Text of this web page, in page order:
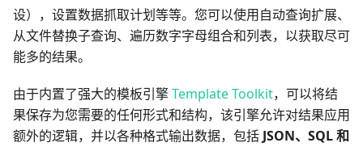
设），设置数据抓取计划等等。您可以使用自动查询扩展、
从文件替换子查询、遍历数字字母组合和列表，以获取尽可
能多的结果。
由于内置了强大的模板引擎Template Toolkit，可以将结
果保存为您需要的任何形式和结构，该引擎允许对结果应用
额外的逻辑，并以各种格式输出数据，包括 JSON、SQL 和